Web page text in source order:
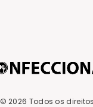
© 2026 Todos os